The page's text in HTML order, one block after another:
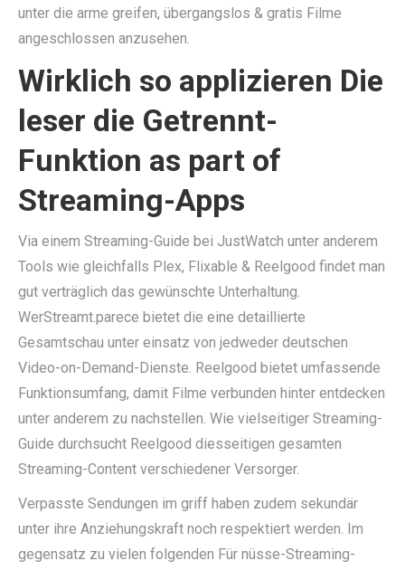
unter die arme greifen, übergangslos & gratis Filme
angeschlossen anzusehen.
Wirklich so applizieren Die
leser die Getrennt-
Funktion as part of
Streaming-Apps
Via einem Streaming-Guide bei JustWatch unter anderem
Tools wie gleichfalls Plex, Flixable & Reelgood findet man
gut verträglich das gewünschte Unterhaltung.
WerStreamt.parece bietet die eine detaillierte
Gesamtschau unter einsatz von jedweder deutschen
Video-on-Demand-Dienste. Reelgood bietet umfassende
Funktionsumfang, damit Filme verbunden hinter entdecken
unter anderem zu nachstellen. Wie vielseitiger Streaming-
Guide durchsucht Reelgood diesseitigen gesamten
Streaming-Content verschiedener Versorger.
Verpasste Sendungen im griff haben zudem sekundär
unter ihre Anziehungskraft noch respektiert werden. Im
gegensatz zu vielen folgenden Für nüsse-Streaming-